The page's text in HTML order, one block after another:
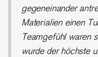
gegeneinander
Materialien einen
Teamgefühl waren
wurde der höchste